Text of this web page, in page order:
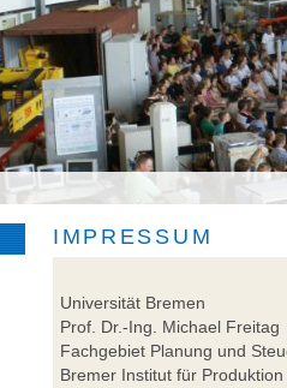
IMPRESSUM
Universität Bremen
Prof. Dr.-Ing. Michael Freitag
Fachgebiet Planung und
Bremer Institut für